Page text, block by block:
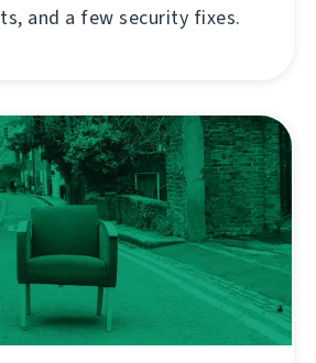
and a few security fixes.